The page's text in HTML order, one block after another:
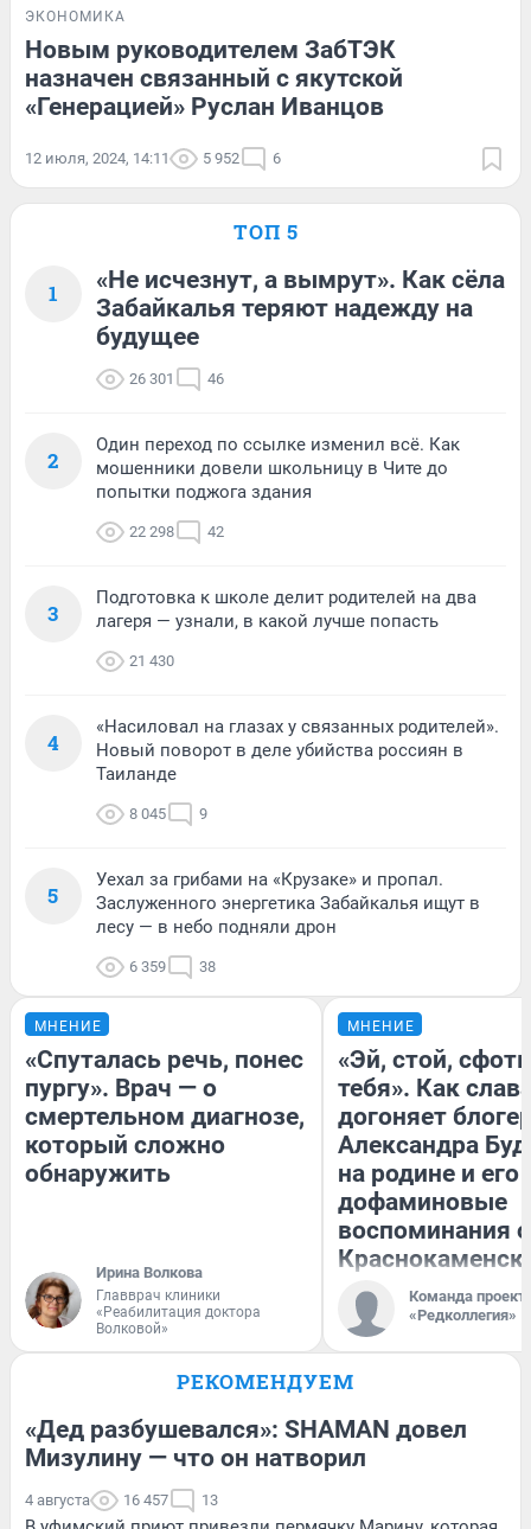
ЭКОНОМИКА
Новым руководителем ЗабТЭК
назначен связанный с якутской
«Генерацией» Руслан Иванцов
12 июля, 2024, 14:11 5 952 6
ТОП 5
1
«Не исчезнут, а вымрут». Как сёла
Забайкалья теряют надежду на
будущее
26 301 46
2
Один переход по ссылке изменил всё. Как
мошенники довели школьницу в Чите до
попытки поджога здания
22 298 42
3
Подготовка к школе делит родителей на два
лагеря — узнали, в какой лучше попасть
21 430
4
«Насиловал на глазах у связанных родителей».
Новый поворот в деле убийства россиян в
Таиланде
8 045 9
5
Уехал за грибами на «Крузаке» и пропал.
Заслуженного энергетика Забайкалья ищут в
лесу — в небо подняли дрон
6 359 38
МНЕНИЕ
«Спуталась речь, понес
пургу». Врач — о
смертельном диагнозе,
который сложно
обнаружить
Ирина Волкова
Главврач клиники
«Реабилитация доктора
Волковой»
МНЕНИЕ
«Эй, стой,
тебя». Как
догоняет
Александра
на родине и его
дофаминовые
воспоминания о
Команда
«Редколлегия»
РЕКОМЕНДУЕМ
«Дед разбушевался»: SHAMAN довел
Мизулину — что он натворил
4 августа 16 457 13